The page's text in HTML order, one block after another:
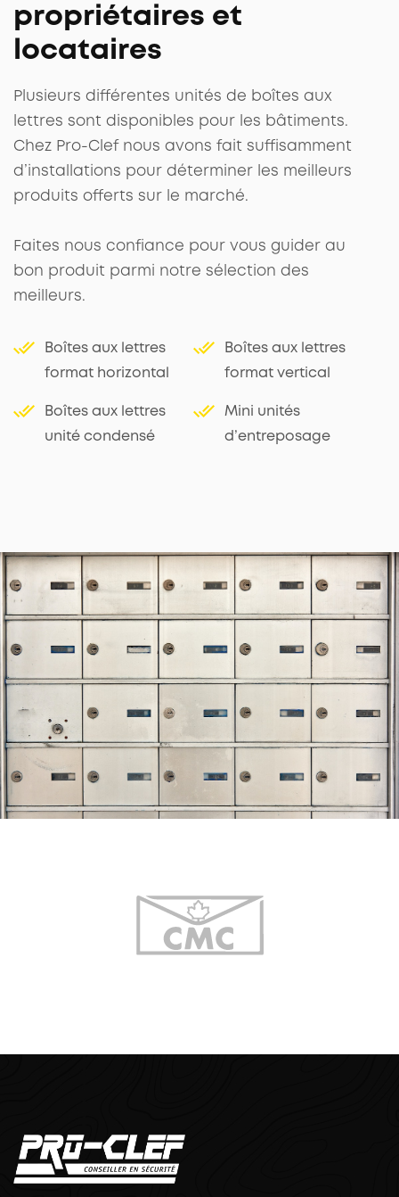
propriétaires et
locataires
Plusieurs différentes unités de boîtes aux
lettres sont disponibles pour les bâtiments.
Chez Pro-Clef nous avons fait suffisamment
d’installations pour déterminer les meilleurs
produits offerts sur le marché.
Faites nous confiance pour vous guider au
bon produit parmi notre sélection des
meilleurs.
Boîtes aux lettres
format horizontal
Boîtes aux lettres
format vertical
Boîtes aux lettres
unité condensé
Mini unités
d’entreposage